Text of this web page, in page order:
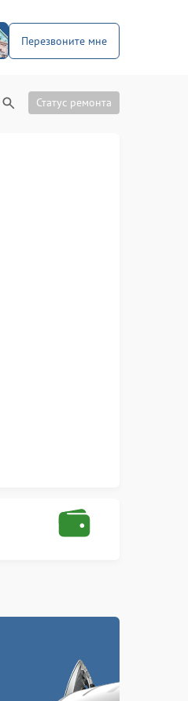
Перезвоните мне
Статус ремонта